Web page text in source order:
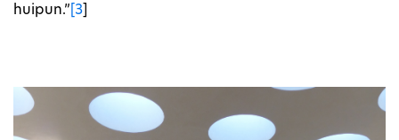
huipun.” [3